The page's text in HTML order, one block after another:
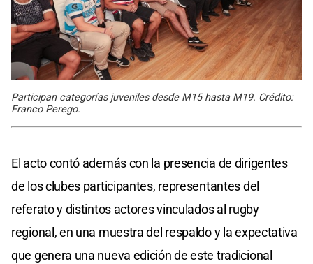
Participan categorías juveniles desde M15 hasta M19. Crédito:
Franco Perego.
El acto contó además con la presencia de dirigentes
de los clubes participantes, representantes del
referato y distintos actores vinculados al rugby
regional, en una muestra del respaldo y la expectativa
que genera una nueva edición de este tradicional